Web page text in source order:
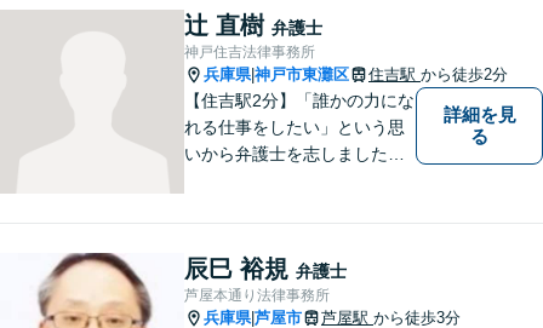
相談ください。適切な解決へ
の道をご提案し、共に並走い
たします。
辻 直樹 弁護士
神戸住吉法律事務所
兵庫県|神戸市東灘区 住吉駅 から徒歩2分
【住吉駅2分】「誰かの力にな
れる仕事をしたい」という思
いから弁護士を志しました。
うぞ一人で抱え込まず、お気
軽にご相談ください。
詳細を見
る
辰巳 裕規 弁護士
芦屋本通り法律事務所
兵庫県|芦屋市 芦屋駅 から徒歩3分